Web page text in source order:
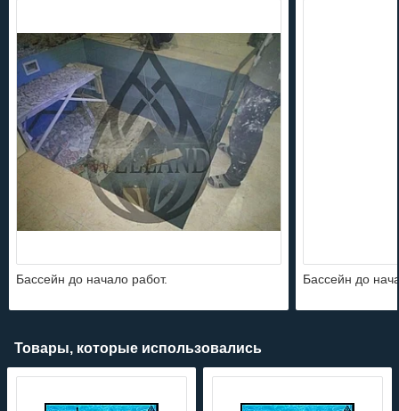
Бассейн до начало работ. Бассейн до
Товары, которые использовались